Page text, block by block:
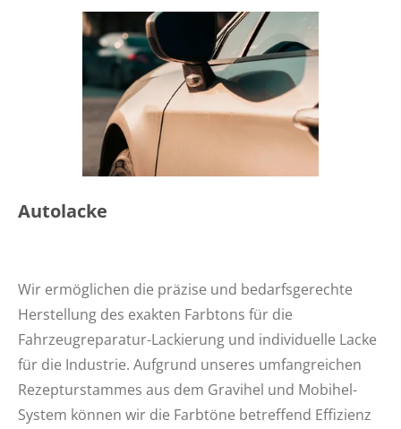
Autolacke
Wir ermöglichen die präzise und bedarfsgerechte
Herstellung des exakten Farbtons für die
Fahrzeugreparatur-Lackierung und individuelle Lacke
für die Industrie. Aufgrund unseres umfangreichen
Rezepturstammes aus dem Gravihel und Mobihel-
System können wir die Farbtöne betreffend Effizienz